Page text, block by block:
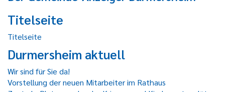
Titelseite
Titelseite
Durmersheim aktuell
Wir sind für Sie da!
Vorstellung der neuen Mitarbeiter im Rathaus